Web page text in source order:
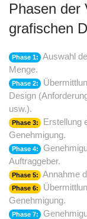
Phasen der
grafischen
Phase 1:
Auswahl
Menge.
Phase 2:
Design
usw.).
Phase 3:
Erstellung
Genehmigung.
Phase 4:
Auftraggeber.
Phase 5: Annahme
Phase 6:
Genehmigung.
Phase 7: